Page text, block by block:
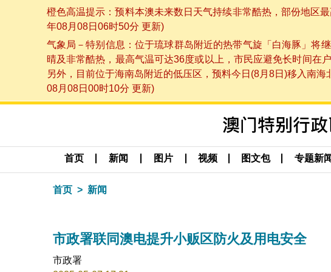
橙色高温提示：预料本澳未来数日天气持续非常酷热，部份地区
年08月08日06时50分 更新)
气象局－特别信息：位于琉球群岛附近的热带气旋「白海豚」将
晴及非常酷热，最高气温可达36度或以上，市民应避免长时间在
另外，目前位于海南岛附近的低压区，预料今日(8月8日)移入南
08月08日00时10分 更新)
首页 新闻 图片 视频 图文包 专题新
首页 新闻
市政署联同澳电提升小贩区防火及用电安全
市政署